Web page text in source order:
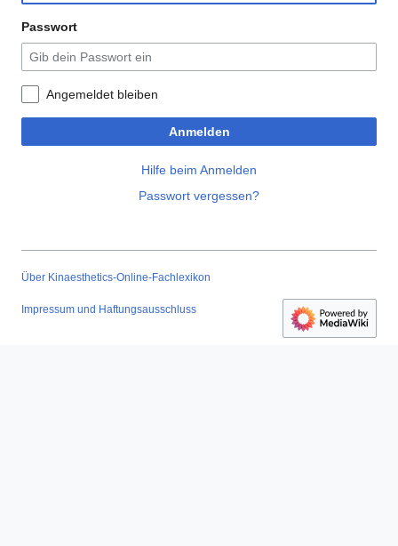
Passwort
Angemeldet bleiben
Anmelden
Hilfe beim Anmelden
Passwort vergessen?
Über Kinaesthetics-Online-Fachlexikon
Impressum und Haftungsausschluss